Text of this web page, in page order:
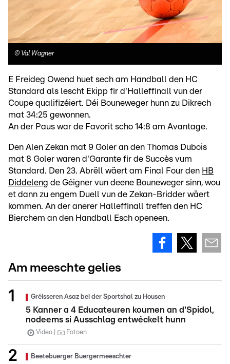
© Val Wagner
E Freideg Owend huet sech am Handball den HC
Standard als lescht Ekipp fir d'Halleffinall vun der
Coupe qualifizéiert. Déi Bouneweger hunn zu Dikrech
mat 34:25 gewonnen.
An der Paus war de Favorit scho 14:8 am Avantage.
Den Alen Zekan mat 9 Goler an den Thomas Dubois
mat 8 Goler waren d'Garante fir de Succès vum
Standard. Den 23. Abrëll wäert am Final Four den HB
Diddeleng de Géigner vun deene Bouneweger sinn, wou
et dann zu engem Duell vun de Zekan-Bridder wäert
kommen. An der anerer Halleffinall treffen den HC
Bierchem an den Handball Esch openeen.
Am meeschte gelies
Gréisseren Asaz bei der Sportshal zu Housen
5 Kanner a 4 Educateuren koumen an d'Spidol,
nodeems si Ausschlag entwéckelt hunn
Video Fotoen
Beetebuerger Buergermeeschter